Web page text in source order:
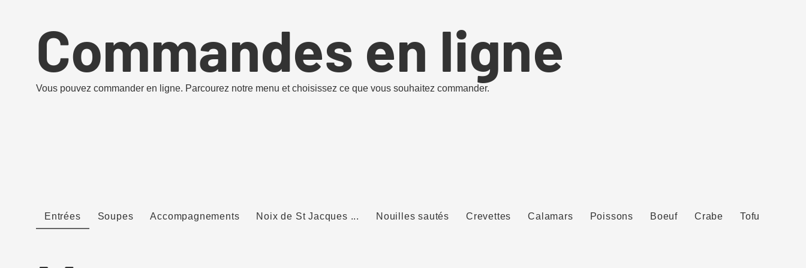
Commandes en ligne
Vous pouvez commander en ligne. Parcourez notre menu et choisissez ce que vous souhaitez commander.
Entrées Soupes Accompagnements Noix de St Jacques ... Nouilles sautés Crevettes Calamars Poissons Boeuf Crabe Tofu